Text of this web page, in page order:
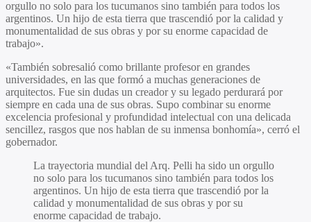
orgullo no solo para los tucumanos sino también para todos los
argentinos. Un hijo de esta tierra que trascendió por la calidad y
monumentalidad de sus obras y por su enorme capacidad de
trabajo».
«También sobresalió como brillante profesor en grandes
universidades, en las que formó a muchas generaciones de
arquitectos. Fue sin dudas un creador y su legado perdurará por
siempre en cada una de sus obras. Supo combinar su enorme
excelencia profesional y profundidad intelectual con una delicada
sencillez, rasgos que nos hablan de su inmensa bonhomía», cerró el
gobernador.
La trayectoria mundial del Arq. Pelli ha sido un orgullo
no solo para los tucumanos sino también para todos los
argentinos. Un hijo de esta tierra que trascendió por la
calidad y monumentalidad de sus obras y por su
enorme capacidad de trabajo.